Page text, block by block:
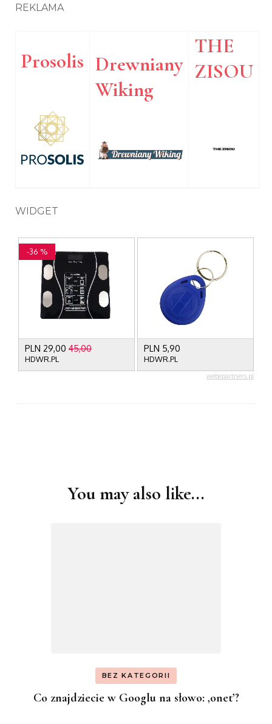
REKLAMA
Prosolis Drewniany
Wiking
THE
ZISOU
WIDGET
You may also like...
BEZ KATEGORII
Co znajdziecie w Googlu na słowo: ‚onet’?